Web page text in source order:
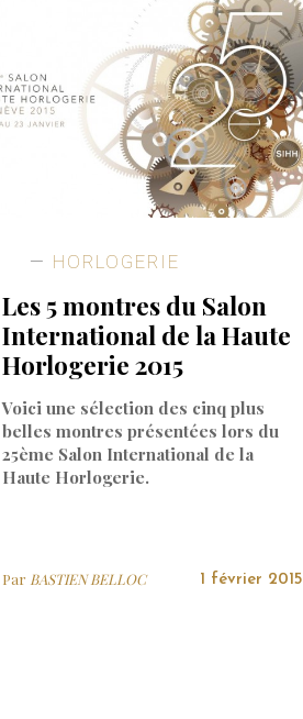
HORLOGERIE
Les 5 montres du Salon
International de la Haute
Horlogerie 2015
Voici une sélection des cinq plus
belles montres présentées lors du
25ème Salon International de la
Haute Horlogerie.
Par BASTIEN BELLOC 1 février 2015